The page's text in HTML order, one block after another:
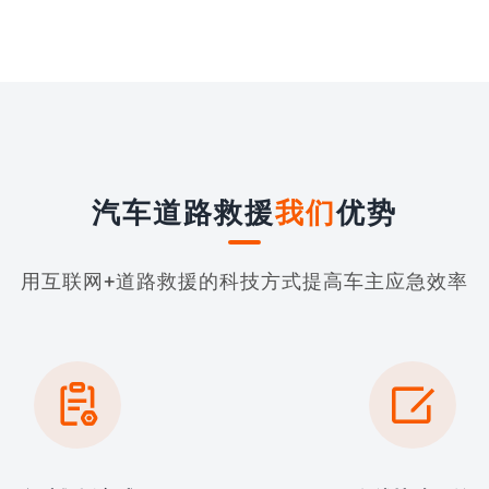
汽车道路救援我们优势
用互联网+道路救援的科技方式提高车主应急效率
 